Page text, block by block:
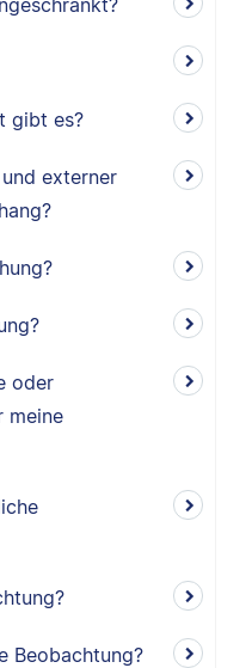
gibt es?
externer
oder
meine
Beobachtung?